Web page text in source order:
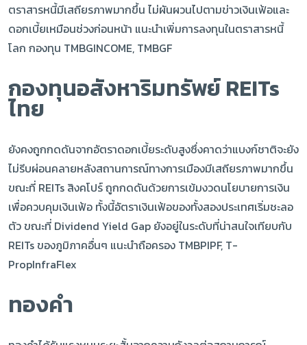
ตราสารหนี้มีเสถียรภาพมากขึ้น ไม่ผันผวนไปตามข่าวเงินเฟ้อและ
ดอกเบี้ยเหมือนช่วงก่อนหน้า แนะนำเพิ่มการลงทุนในตราสารหนี้
โลก กองทุน TMBGINCOME, TMBGF
กองทุนอสังหาริมทรัพย์ REITs
ไทย
ยังคงถูกกดดันจากอัตราดอกเบี้ยระดับสูงซึ่งคาดว่าแบงก์ชาติจะยัง
ไม่รีบผ่อนคลายหลังสถานการณ์ทางการเมืองมีเสถียรภาพมากขึ้น
ขณะที่ REITs สิงคโปร์ ถูกกดดันด้วยการเข้มงวดนโยบายการเงิน
เพื่อควบคุมเงินเฟ้อ ทั้งนี้อัตราเงินเฟ้อของทั้งสองประเทศเริ่มชะลอ
ตัว ขณะที่ Dividend Yield Gap ยังอยู่ในระดับที่น่าสนใจเทียบกับ
REITs ของภูมิภาคอื่นๆ แนะนำถือครอง TMBPIPF, T-
PropInfraFlex
ทองคำ